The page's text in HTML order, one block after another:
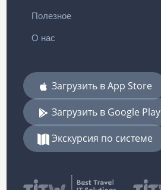
Полезное
О нас
Загрузить в App Store
Загрузить в Google Play
Экскурсия по системе